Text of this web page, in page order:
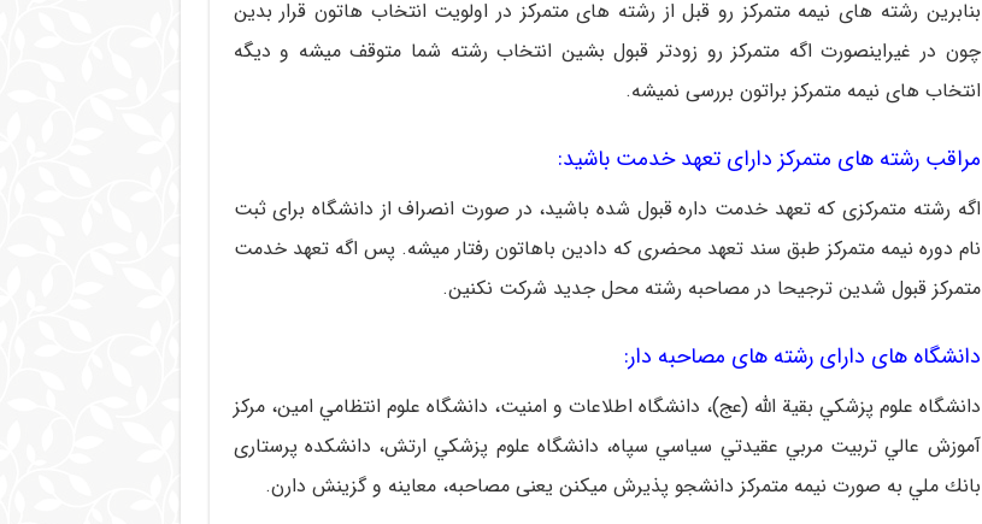
بنابرین رشته های نیمه متمرکز رو قبل از رشته های متمرکز در اولویت انتخاب هاتون قرار بدین
چون در غیراینصورت اگه متمرکز رو زودتر قبول بشین انتخاب رشته شما متوقف میشه و دیگه
انتخاب های نیمه متمرکز براتون بررسی نمیشه.
مراقب رشته های متمرکز دارای تعهد خدمت باشید:
اگه رشته متمرکزی که تعهد خدمت داره قبول شده باشید، در صورت انصراف از دانشگاه برای ثبت
نام دوره نیمه متمرکز طبق سند تعهد محضری که دادین باهاتون رفتار میشه. پس اگه تعهد خدمت
متمرکز قبول شدین ترجیحا در مصاحبه رشته محل جدید شرکت نکنین.
دانشگاه های دارای رشته های مصاحبه دار:
دانشگاه علوم پزشكي بقية الله (عج)، دانشگاه اطلاعات و امنيت، دانشگاه علوم انتظامي امين، مركز
آموزش عالي تربيت مربي عقيدتي سياسي سپاه، دانشگاه علوم پزشكي ارتش، دانشكده پرستاری
بانك ملي به صورت نیمه متمرکز دانشجو پذیرش میکنن یعنی مصاحبه، معاینه و گزینش دارن.